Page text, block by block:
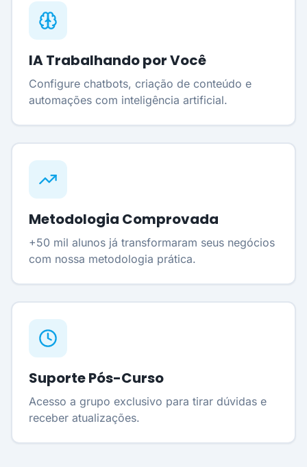
IA Trabalhando por Você
Configure chatbots, criação de conteúdo e
automações com inteligência artificial.
Metodologia Comprovada
+50 mil alunos já transformaram seus negócios
com nossa metodologia prática.
Suporte Pós-Curso
Acesso a grupo exclusivo para tirar dúvidas e
receber atualizações.